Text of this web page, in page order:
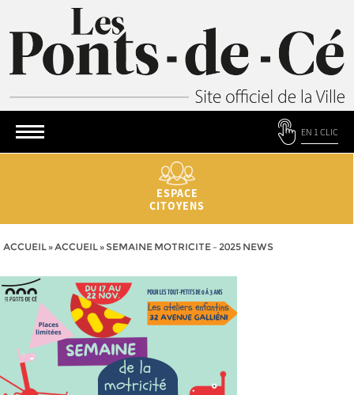
EN 1 CLIC
ESPACE
CITOYENS
ACCUEIL»ACCUEIL» SEMAINE MOTRICITE – 2025 NEWS